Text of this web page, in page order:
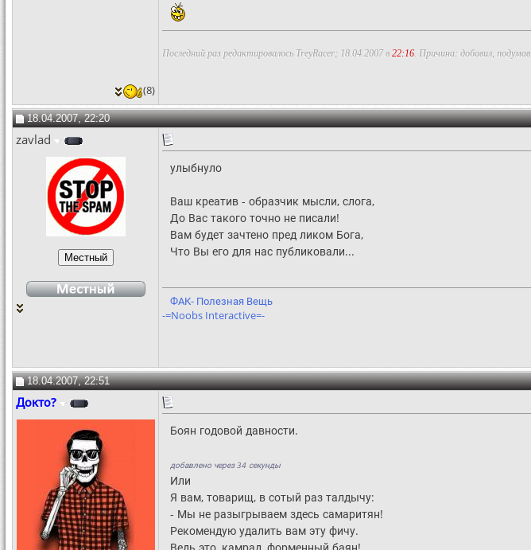
Последний раз редактировалось TreyRacer; 18.04.2007 в 22:16 . Причина: добавил, подумав
(8)
18.04.2007, 22:20
zavlad
улыбнуло
Ваш креатив - образчик мысли, слога,
До Вас такого точно не писали!
Вам будет зачтено пред ликом Бога,
Что Вы его для нас публиковали...
ФАК- Полезная Вещь
-=Noobs Interactive=-
18.04.2007, 22:51
Докто?
Боян годовой давности.
добавлено через 34 секунды
Или
Я вам, товарищ, в сотый раз талдычу:
- Мы не разыгрываем здесь самаритян!
Рекомендую удалить вам эту фичу.